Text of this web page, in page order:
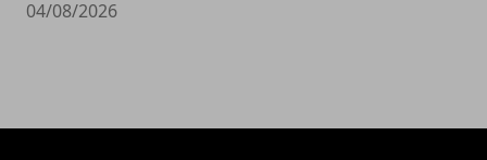
04/08/2026